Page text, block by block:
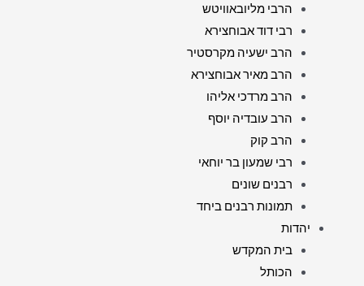
הרבי מליובאוויטש
רבי דוד אבוחצירא
הרב ישעיה מקרסטיר
הרב מאיר אבוחצירא
הרב מרדכי אליהו
הרב עובדיה יוסף
הרב קוק
רבי שמעון בר יוחאי
רבנים שונים
תמונות רבנים ביחד
יהדות
בית המקדש
הכותל